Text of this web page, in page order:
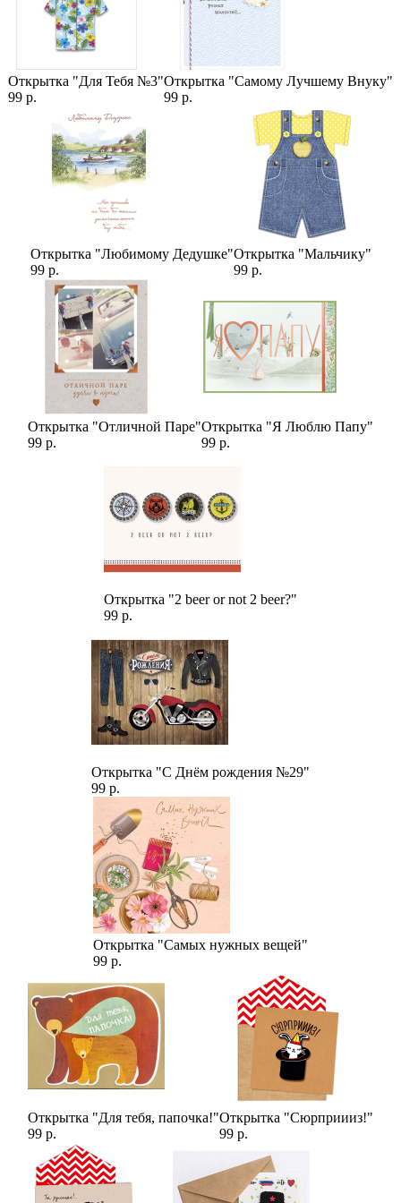
Открытка "Для Тебя №3"
99 р.
Открытка "Самому Лучшему Внуку"
99 р.
Открытка "Любимому Дедушке"
99 р.
Открытка "Мальчику"
99 р.
Открытка "Отличной Паре"
99 р.
Открытка "Я Люблю Папу"
99 р.
Открытка "2 beer or not 2 beer?"
99 р.
Открытка "С Днём рождения №29"
99 р.
Открытка "Самых нужных вещей"
99 р.
Открытка "Для тебя, папочка!"
99 р.
Открытка "Сюрприииз!"
99 р.